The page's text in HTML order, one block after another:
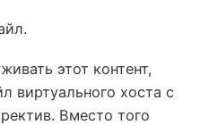
этот контент,
виртуального хоста с
Вместо того